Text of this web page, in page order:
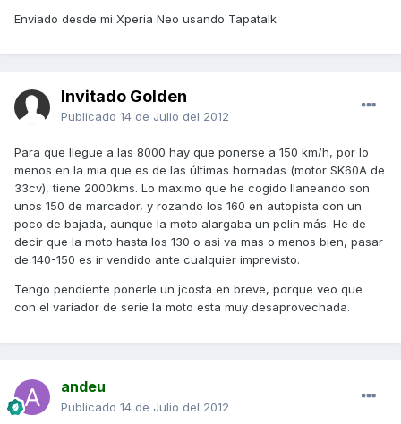
Enviado desde mi Xperia Neo usando Tapatalk
Invitado Golden
Publicado 14 de Julio del 2012
Para que llegue a las 8000 hay que ponerse a 150 km/h, por lo
menos en la mia que es de las últimas hornadas (motor SK60A de
33cv), tiene 2000kms. Lo maximo que he cogido llaneando son
unos 150 de marcador, y rozando los 160 en autopista con un
poco de bajada, aunque la moto alargaba un pelin más. He de
decir que la moto hasta los 130 o asi va mas o menos bien, pasar
de 140-150 es ir vendido ante cualquier imprevisto.
Tengo pendiente ponerle un jcosta en breve, porque veo que
con el variador de serie la moto esta muy desaprovechada.
andeu
Publicado 14 de Julio del 2012